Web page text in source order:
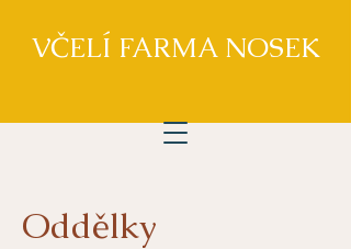
VČELÍ FARMA NOSEK
Oddělky